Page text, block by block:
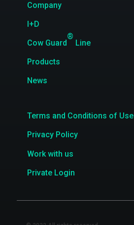
Company
I+D
Cow Guard
®
Line
Products
News
Terms and Conditions of Use
Privacy Policy
Work with us
Private Login